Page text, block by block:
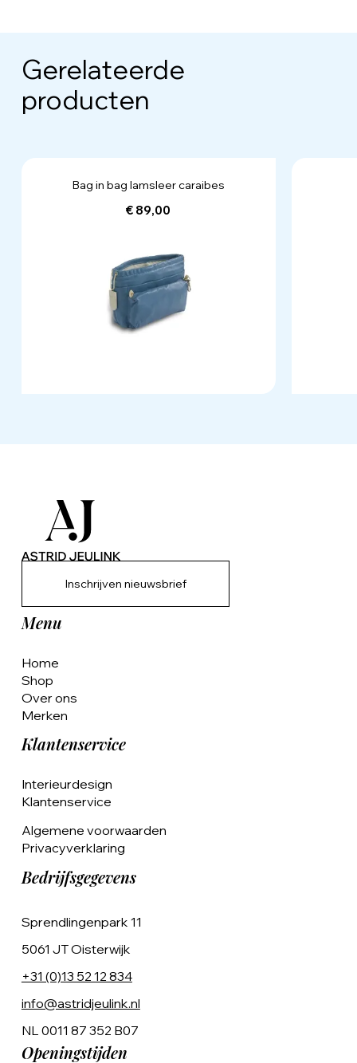
Gerelateerde
producten
Bag in bag lamsleer caraibes
€ 89,00
Inschrijven nieuwsbrief
Menu
Home
Shop
Over ons
Merken
Klantenservice
Interieurdesign
Klantenservice
Algemene voorwaarden
Privacyverklaring
Bedrijfsgegevens
Sprendlingenpark 11
5061 JT Oisterwijk
+31 (0)13 52 12 834
info@astridjeulink.nl
NL 0011 87 352 B07
Openingstijden